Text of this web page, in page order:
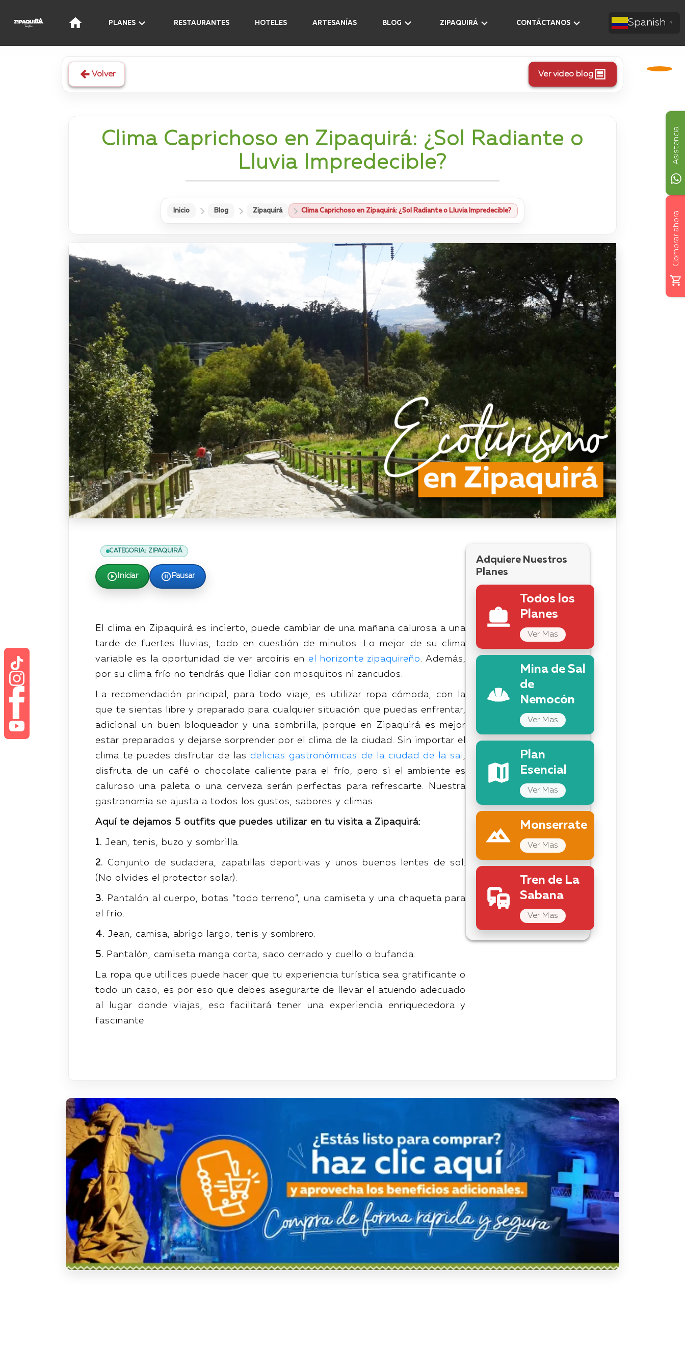
PLANES RESTAURANTES HOTELES ARTESANÍAS BLOG ZIPAQUIRÁ CONTÁCTANOS Spanish ▼
Volver Ver video blog
Clima Caprichoso en Zipaquirá: ¿Sol Radiante o
Lluvia Impredecible?
Inicio Blog Zipaquirá Clima Caprichoso en Zipaquirá: ¿Sol Radiante o Lluvia Impredecible?
CATEGORIA: ZIPAQUIRÁ
Iniciar Pausar
El clima en Zipaquirá es incierto, puede cambiar de una mañana calurosa a una
tarde de fuertes lluvias, todo en cuestión de minutos. Lo mejor de su clima
variable es la oportunidad de ver arcoíris en el horizonte zipaquireño . Además,
por su clima frío no tendrás que lidiar con mosquitos ni zancudos.
La recomendación principal, para todo viaje, es utilizar ropa cómoda, con la
que te sientas libre y preparado para cualquier situación que puedas enfrentar,
adicional un buen bloqueador y una sombrilla, porque en Zipaquirá es mejor
estar preparados y dejarse sorprender por el clima de la ciudad. Sin importar el
clima te puedes disfrutar de las delicias gastronómicas de la ciudad de la sal ,
disfruta de un café o chocolate caliente para el frío, pero si el ambiente es
caluroso una paleta o una cerveza serán perfectas para refrescarte. Nuestra
gastronomía se ajusta a todos los gustos, sabores y climas.
Aquí te dejamos 5 outfits que puedes utilizar en tu visita a Zipaquirá:
1. Jean, tenis, buzo y sombrilla.
2. Conjunto de sudadera, zapatillas deportivas y unos buenos lentes de sol.
(No olvides el protector solar).
3.
Pantalón al cuerpo, botas “todo terreno”, una camiseta y una chaqueta para
el frío.
4. Jean, camisa, abrigo largo, tenis y sombrero.
5. Pantalón, camiseta manga corta, saco cerrado y cuello o bufanda.
La ropa que utilices puede hacer que tu experiencia turística sea gratificante o
todo un caso, es por eso que debes asegurarte de llevar el atuendo adecuado
al lugar donde viajas, eso facilitará tener una experiencia enriquecedora y
fascinante.
Adquiere Nuestros
Planes
Todos los
Planes
Ver Mas
Mina de Sal
de
Nemocón
Ver Mas
Plan
Esencial
Ver Mas
Monserrate
Ver Mas
Tren de La
Sabana
Ver Mas
Comprar ahora
Asistencia